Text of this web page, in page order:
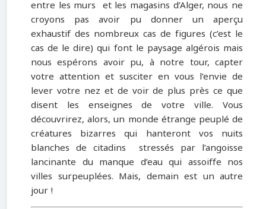
entre les murs et les magasins d’Alger, nous ne
croyons pas avoir pu donner un aperçu
exhaustif des nombreux cas de figures (c’est le
cas de le dire) qui font le paysage algérois mais
nous espérons avoir pu, à notre tour, capter
votre attention et susciter en vous l’envie de
lever votre nez et de voir de plus près ce que
disent les enseignes de votre ville. Vous
découvrirez, alors, un monde étrange peuplé de
créatures bizarres qui hanteront vos nuits
blanches de citadins stressés par l’angoisse
lancinante du manque d’eau qui assoiffe nos
villes surpeuplées. Mais, demain est un autre
jour !